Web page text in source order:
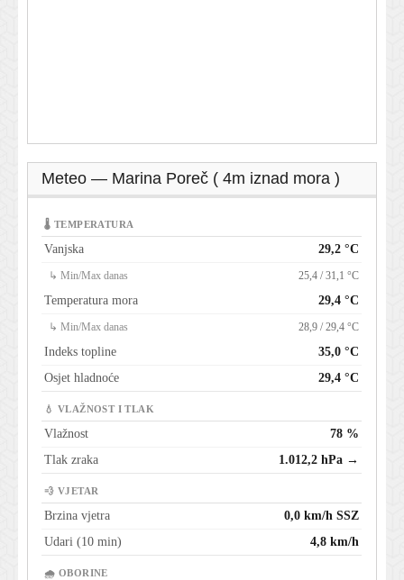
Meteo — Marina Poreč ( 4m iznad mora )
🌡 TEMPERATURA
Vanjska 29,2 °C
↳ Min/Max danas 25,4 / 31,1 °C
Temperatura mora 29,4 °C
↳ Min/Max danas 28,9 / 29,4 °C
Indeks topline
35,0 °C
Osjet hladnoće
29,4 °C
💧 VLAŽNOST I TLAK
Vlažnost
78 %
Tlak zraka
1.012,2 hPa →
💨 VJETAR
Brzina vjetra
0,0 km/h SSZ
Udari (10 min)
4,8 km/h
🌧 OBORINE